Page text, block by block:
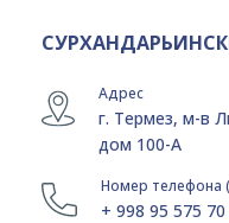
Адрес
г. Термез, м-в
дом 100-А
Номер телефона
+ 998 95 575 70